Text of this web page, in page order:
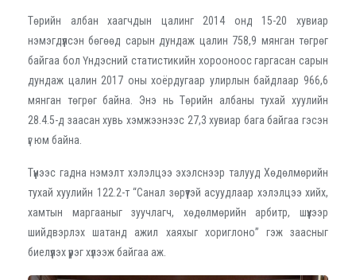
Төрийн албан хаагчдын цалинг 2014 онд 15-20 хувиар
нэмэгдүүлсэн бөгөөд сарын дундаж цалин 758,9 мянган төгрөг
байгаа бол Үндэсний статистикийн хорооноос гаргасан сарын
дундаж цалин 2017 оны хоёрдугаар улирлын байдлаар 966,6
мянган төгрөг байна. Энэ нь Төрийн албаны тухай хуулийн
28.4.5-д заасан хувь хэмжээнээс 27,3 хувиар бага байгаа гэсэн
үг юм байна.
Түүнээс гадна нэмэлт хэлэлцээ эхэлснээр талууд Хөдөлмөрийн
тухай хуулийн 122.2-т “Санал зөрүүтэй асуудлаар хэлэлцээ хийх,
хамтын маргааныг зуучлагч, хөдөлмөрийн арбитр, шүүхээр
шийдвэрлэх шатанд ажил хаяхыг хориглоно” гэж заасныг
биелүүлэх үүрэг хүлээж байгаа аж.